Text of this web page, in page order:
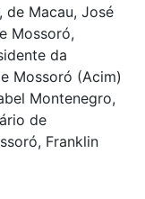
de Macau, José
Mossoró,
da
Mossoró (Acim)
Montenegro,
de
Franklin